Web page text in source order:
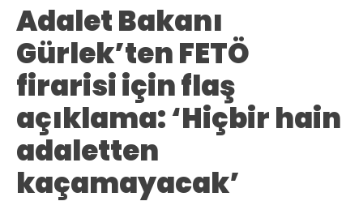
Adalet Bakanı
Gürlek’ten FETÖ
firarisi için flaş
açıklama: ‘Hiçbir hain
adaletten
kaçamayacak’